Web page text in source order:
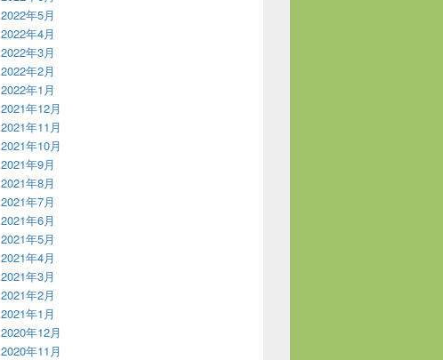
2022年5月
2022年4月
2022年3月
2022年2月
2022年1月
2021年12月
2021年11月
2021年10月
2021年9月
2021年8月
2021年7月
2021年6月
2021年5月
2021年4月
2021年3月
2021年2月
2021年1月
2020年12月
2020年11月